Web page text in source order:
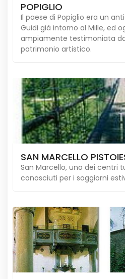
POPIGLIO
Il paese di Popiglio era un
Guidi già intorno al Mille, ed
ampiamente testimoniata
patrimonio artistico.
SAN MARCELLO
San Marcello, uno dei centri
conosciuti per i soggiorni